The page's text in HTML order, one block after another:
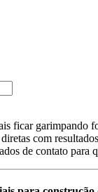
ficar garimpando
com
de contato para